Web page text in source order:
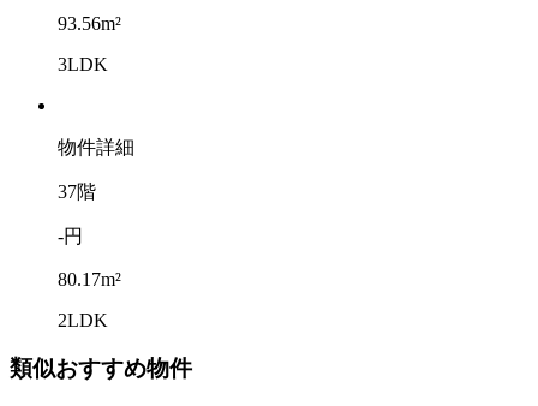
93.56m²
3LDK
物件詳細
37階
-円
80.17m²
2LDK
類似おすすめ物件